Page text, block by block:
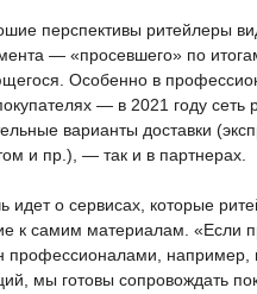
перспективы ритейлеры
— «просевшего» по
Особенно в
— в 2021 году
варианты доставки
и пр.), — так и в партнерах.
идет о сервисах, которые
к самим материалам. «Если
профессионалами, например,
мы готовы сопровождать